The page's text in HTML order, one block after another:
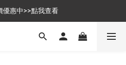
，優惠品點數5倍送
優惠中>>點我查看
，優惠品點數5倍送